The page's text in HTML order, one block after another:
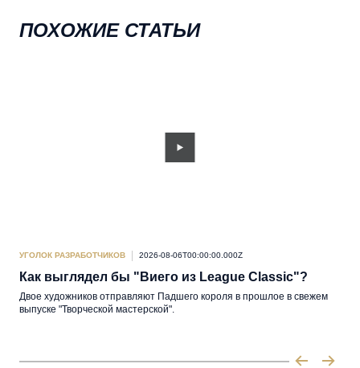
ПОХОЖИЕ СТАТЬИ
УГОЛОК РАЗРАБОТЧИКОВ 2026-08-06T00:00:00.000Z
Как выглядел бы "Виего из League Classic"?
Двое художников отправляют Падшего короля в прошлое в свежем
выпуске "Творческой мастерской".